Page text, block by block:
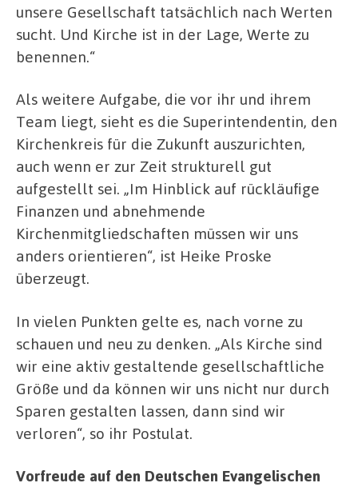
unsere Gesellschaft tatsächlich nach Werten
sucht. Und Kirche ist in der Lage, Werte zu
benennen.“
Als weitere Aufgabe, die vor ihr und ihrem
Team liegt, sieht es die Superintendentin, den
Kirchenkreis für die Zukunft auszurichten,
auch wenn er zur Zeit strukturell gut
aufgestellt sei. „Im Hinblick auf rückläufige
Finanzen und abnehmende
Kirchenmitgliedschaften müssen wir uns
anders orientieren“, ist Heike Proske
überzeugt.
In vielen Punkten gelte es, nach vorne zu
schauen und neu zu denken. „Als Kirche sind
wir eine aktiv gestaltende gesellschaftliche
Größe und da können wir uns nicht nur durch
Sparen gestalten lassen, dann sind wir
verloren“, so ihr Postulat.
Vorfreude auf den Deutschen Evangelischen